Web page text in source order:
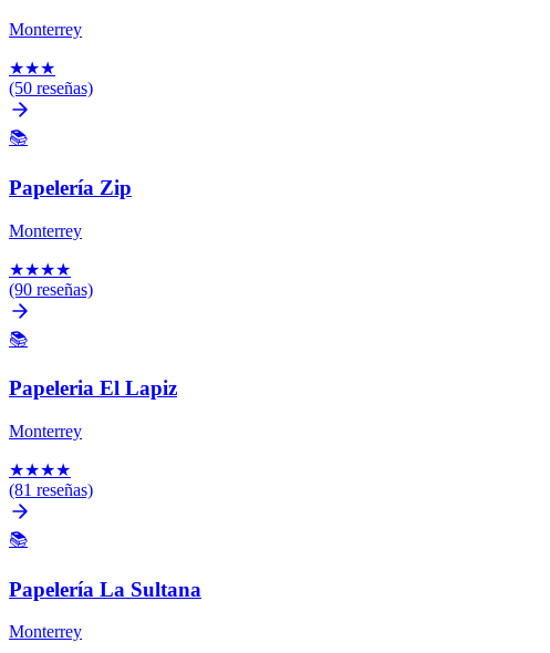
Monterrey
★★★
(50 reseñas)
📚
Papelería Zip
Monterrey
★★★★
(90 reseñas)
📚
Papeleria El Lapiz
Monterrey
★★★★
(81 reseñas)
📚
Papelería La Sultana
Monterrey